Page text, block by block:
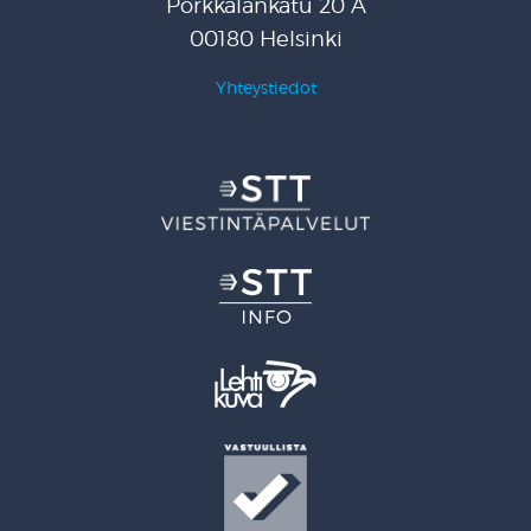
00180 Helsinki
Yhteystiedot